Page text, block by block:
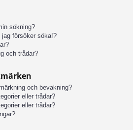
sökning?
försöker söka!?
och trådar?
och bevakning?
eller trådar?
eller trådar?